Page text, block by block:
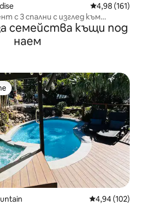
Средна
4,98 (161)
с 3 спални с изглед към
център
семейства къщи под
наем
на гостите
Средна
4,94 (102)